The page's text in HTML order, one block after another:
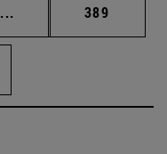
... Páginas intermedias
Página
389